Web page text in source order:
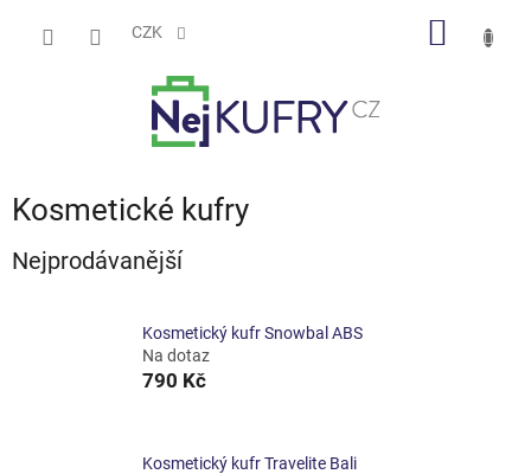
CZK
Kosmetické kufry
Nejprodávanější
Kosmetický kufr Snowbal ABS
Na dotaz
790 Kč
Kosmetický kufr Travelite Bali